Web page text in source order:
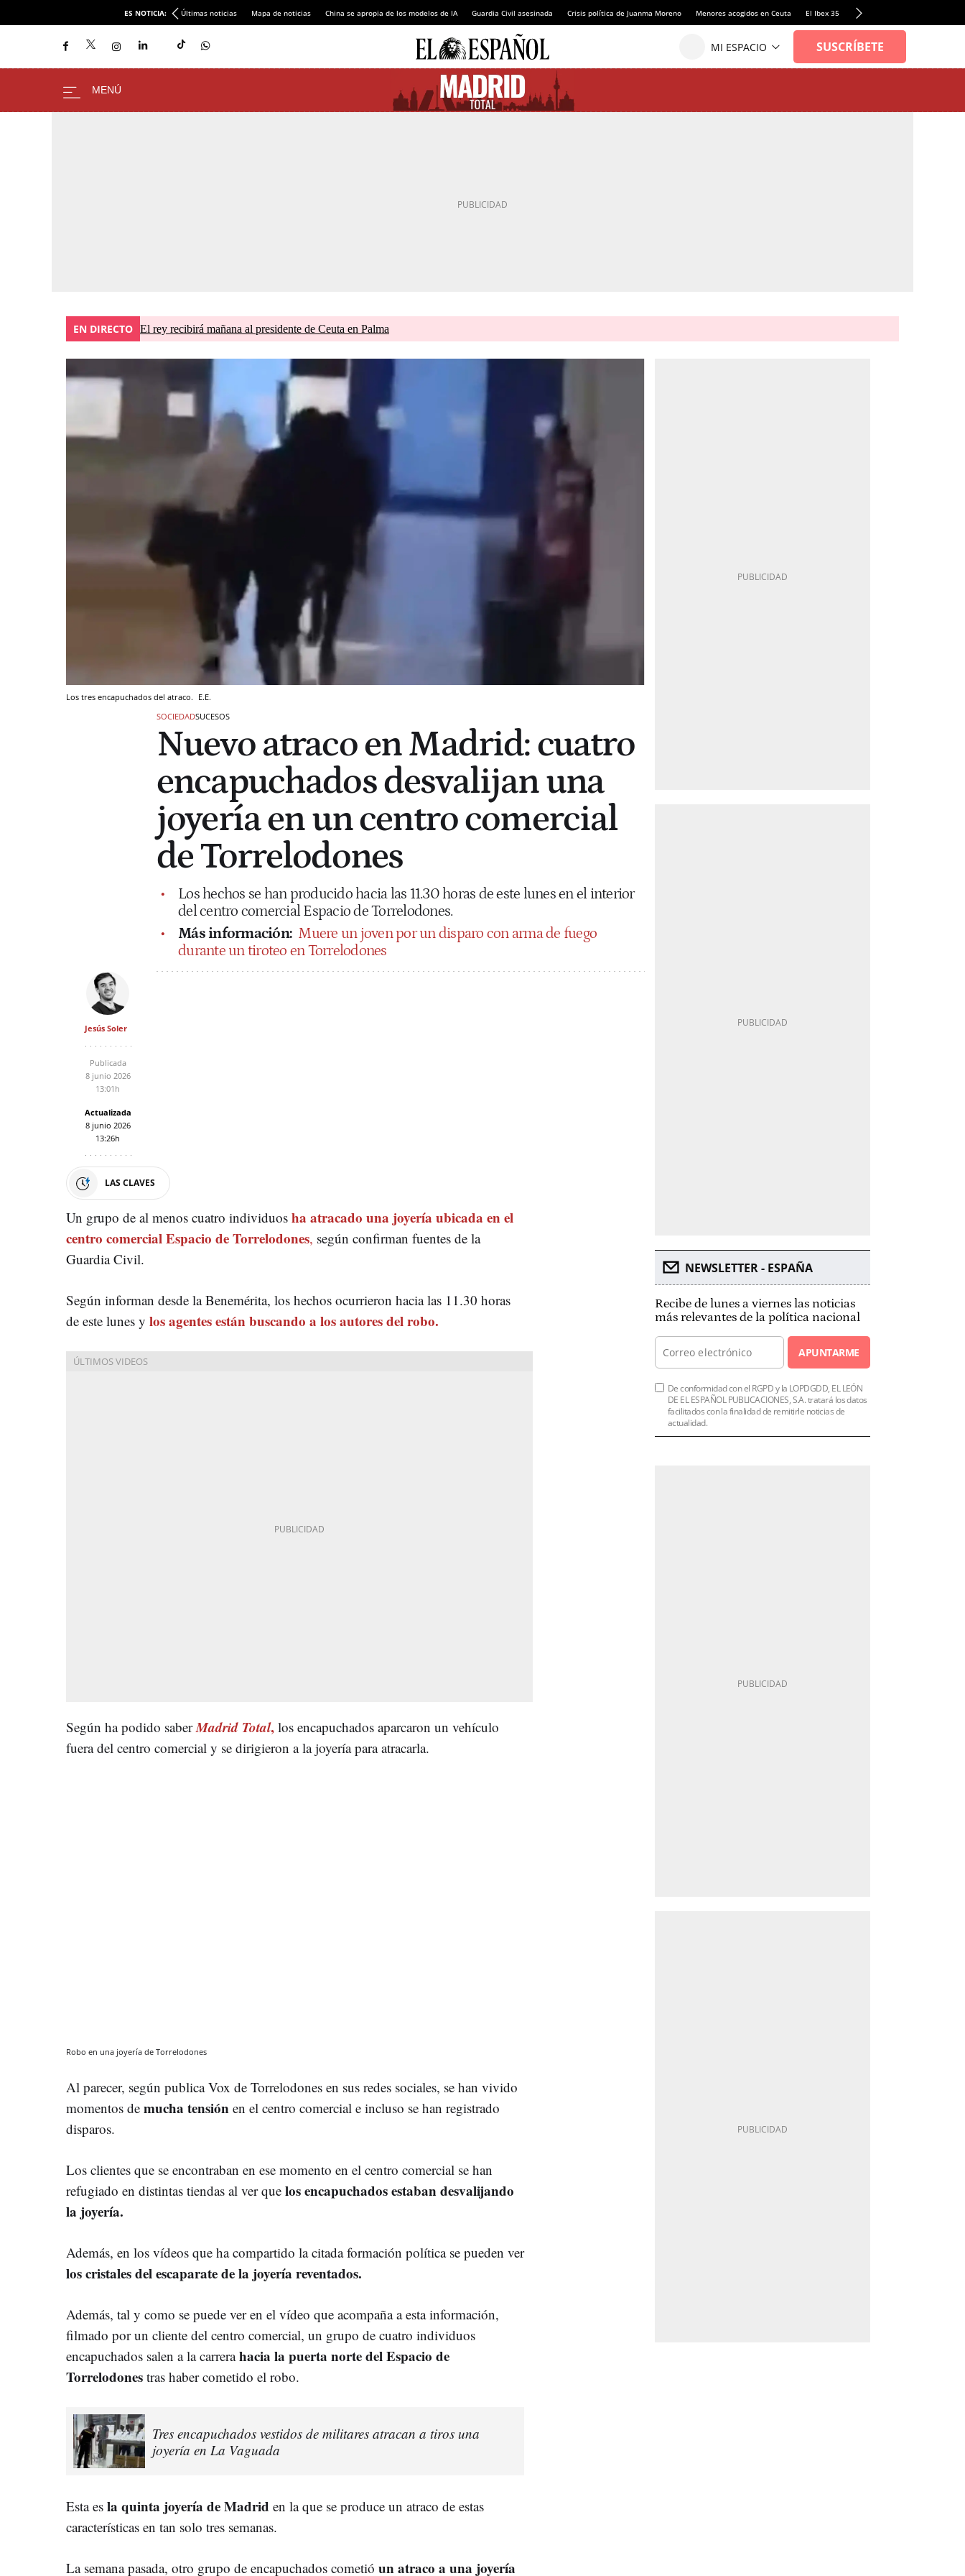
ES NOTICIA: Últimas noticias Mapa de noticias China se apropia de los modelos de IA Guardia Civil asesinada Crisis política de Juanma Moreno Menores acogidos en Ceuta El Ibex 35 Llamadas de alerta Sánchez
EN DIRECTO El rey recibirá mañana al presidente de Ceuta en Palma
Los tres encapuchados del atraco. E.E.
SOCIEDADSUCESOS
Nuevo atraco en Madrid: cuatro
encapuchados desvalijan una
joyería en un centro comercial
de Torrelodones
Los hechos se han producido hacia las 11.30 horas de este lunes en el interior
del centro comercial Espacio de Torrelodones.
Más información: Muere un joven por un disparo con arma de fuego
durante un tiroteo en Torrelodones
Jesús Soler
Publicada
8 junio 2026
13:01h
Actualizada
8 junio 2026
13:26h
LAS CLAVES
Un grupo de al menos cuatro individuos ha atracado una joyería ubicada en el
centro comercial Espacio de Torrelodones, según confirman fuentes de la
Guardia Civil.
Según informan desde la Benemérita, los hechos ocurrieron hacia las 11.30 horas
de este lunes y los agentes están buscando a los autores del robo.
Según ha podido saberMadrid Total, los encapuchados aparcaron un vehículo
fuera del centro comercial y se dirigieron a la joyería para atracarla.
Robo en una joyería de Torrelodones
Al parecer, según publica Vox de Torrelodones en sus redes sociales, se han vivido
momentos de mucha tensión en el centro comercial e incluso se han registrado
disparos.
Los clientes que se encontraban en ese momento en el centro comercial se han
refugiado en distintas tiendas al ver que los encapuchados estaban desvalijando
la joyería.
Además, en los vídeos que ha compartido la citada formación política se pueden ver
los cristales del escaparate de la joyería reventados.
Además, tal y como se puede ver en el vídeo que acompaña a esta información,
filmado por un cliente del centro comercial, un grupo de cuatro individuos
encapuchados salen a la carrerahacia la puerta norte del Espacio de
Torrelodones tras haber cometido el robo.
Tres encapuchados vestidos de militares atracan a tiros una
joyería en La Vaguada
Esta es la quinta joyería de Madrid en la que se produce un atraco de estas
características en tan solo tres semanas.
La semana pasada, otro grupo de encapuchados cometió un atraco a una joyería
NEWSLETTER - ESPAÑA
Recibe de lunes a viernes las noticias
más relevantes de la política nacional
APUNTARME
De conformidad con el RGPD y la LOPDGDD, EL LEÓN
DE EL ESPAÑOL PUBLICACIONES, S.A. tratará los datos
facilitados con la finalidad de remitirle noticias de
actualidad.